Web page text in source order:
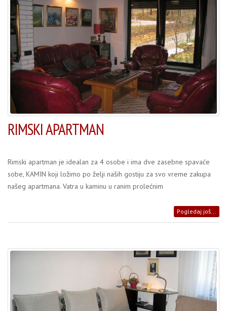
RIMSKI APARTMAN
Rimski apartman je idealan za 4 osobe i ima dve zasebne spavaće
sobe, KAMIN koji ložimo po želji naših gostiju za svo vreme zakupa
našeg apartmana. Vatra u kaminu u ranim prolećnim
Pogledaj još...